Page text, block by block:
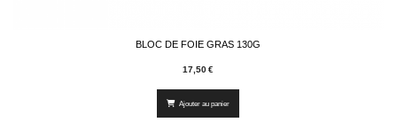
BLOC DE FOIE GRAS 130G
17,50€
Ajouter au panier